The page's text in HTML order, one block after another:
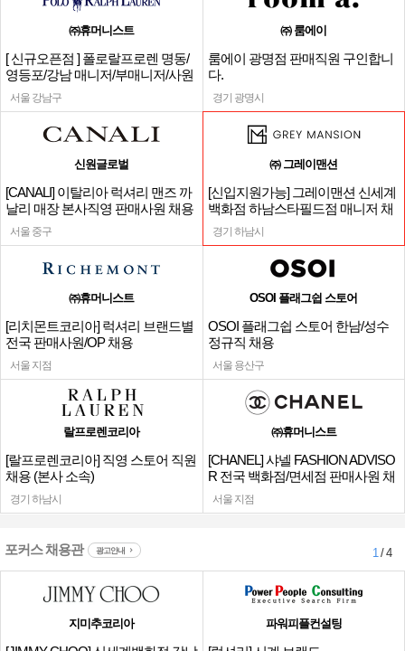
㈜휴머니스트
[ 신규오픈점 ] 폴로랄프로렌 명동/
영등포/강남 매니저/부매니저/사원
서울 강남구
㈜ 룸에이
룸에이 광명점 판매직원 구인합니
다.
경기 광명시
신원글로벌
[CANALI] 이탈리아 럭셔리 맨즈 까
날리 매장 본사직영 판매사원 채용
서울 중구
㈜ 그레이맨션
[신입지원가능] 그레이맨션 신세계
백화점 하남스타필드점 매니저 채
용
경기 하남시
㈜휴머니스트
[리치몬트코리아] 럭셔리 브랜드별
전국 판매사원/OP 채용
서울 지점
OSOI 플래그쉽 스토어
OSOI 플래그쉽 스토어 한남/성수
정규직 채용
서울 용산구
랄프로렌코리아
[랄프로렌코리아] 직영 스토어 직원
채용 (본사 소속)
경기 하남시
㈜휴머니스트
[CHANEL] 샤넬 FASHION ADVISO
R 전국 백화점/면세점 판매사원 채
용
서울 지점
포커스 채용관 광고안내 1/ 4
지미추코리아 파워피플컨설팅